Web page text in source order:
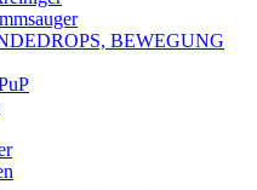
BEWEGUNG